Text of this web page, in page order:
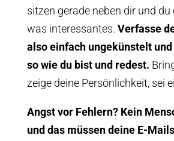
sitzen gerade neben dir und
was interessantes. Verfasse
also einfach ungekünstelt
so wie du bist und redest.
zeige deine Persönlichkeit, sei
Angst vor Fehlern? Kein
und das müssen deine E-